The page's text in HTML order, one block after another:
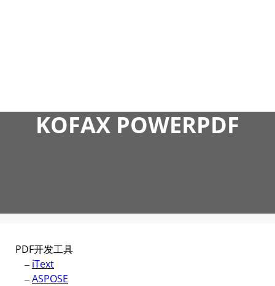
KOFAX POWERPDF
PDF开发工具
– iText
–ASPOSE